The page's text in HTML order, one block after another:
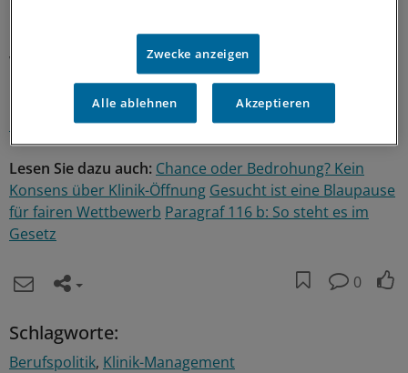
Hamburger Krankenhäuser erteilt worden. Über zwölf
weitere Anträge muss noch entschieden werden.
Lesen Sie dazu auch den Kommentar: Dauerfehde wird
keine Lösung sein
Lesen Sie dazu auch: Chance oder Bedrohung? Kein
Konsens über Klinik-Öffnung Gesucht ist eine Blaupause
für fairen Wettbewerb Paragraf 116 b: So steht es im
Gesetz
0
Schlagworte:
Berufspolitik Klinik-Management
Zwecke anzeigen
Alle ablehnen Akzeptieren